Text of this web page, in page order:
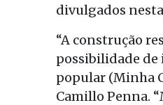
divulgados
“A construção
possibilidade de
popular (Minha
Camillo Penna.